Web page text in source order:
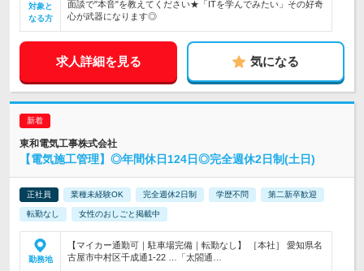
対象と
なる方
面談で"本音"を教えてください★「ITを学んでみたい」その好奇
心が武器になります◎
求人詳細を見る 気になる
東和電気工事株式会社
【電気施工管理】◎年間休日124日◎完全週休2日制(土日)
正社員 業種未経験OK 完全週休2日制 学歴不問 第二新卒歓迎
転勤なし 女性のおしごと掲載中
勤務地
【マイカー通勤可｜駐車場完備｜転勤なし】 ［本社］ 愛知県名
古屋市中村区千成通1-22 …「太閤通…